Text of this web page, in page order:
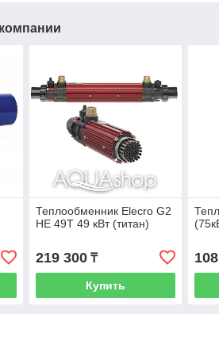
Теплообменник Elecro G2
HE 49T 49 кВт (титан)
219 300₸
Купить